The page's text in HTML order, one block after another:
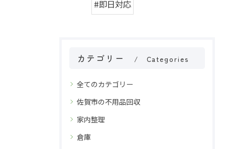
#即日対応
カテゴリー Categories
全てのカテゴリー
佐賀市の不用品回収
家内整理
倉庫